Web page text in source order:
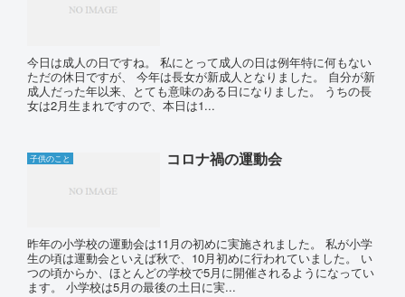
今日は成人の日ですね。 私にとって成人の日は例年特に何もない
ただの休日ですが、 今年は長女が新成人となりました。 自分が新
成人だった年以来、とても意味のある日になりました。 うちの長
女は2月生まれですので、本日は1...
子供のこと コロナ禍の運動会
昨年の小学校の運動会は11月の初めに実施されました。 私が小学
生の頃は運動会といえば秋で、10月初めに行われていました。 い
つの頃からか、ほとんどの学校で5月に開催されるようになってい
ます。 小学校は5月の最後の土日に実...